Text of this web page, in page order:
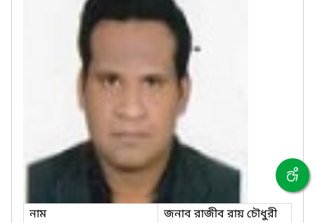
নাম
জনাব রাজীব রায় চৌধুরী